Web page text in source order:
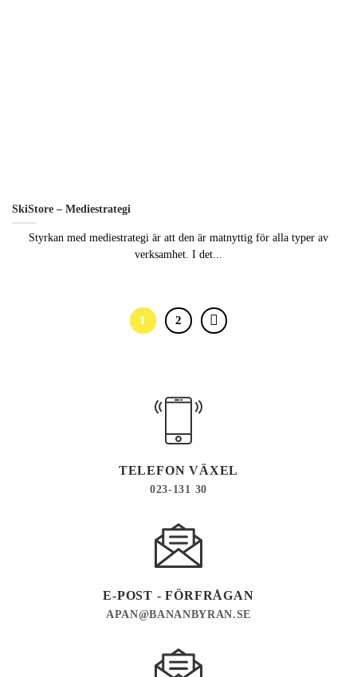
SkiStore – Mediestrategi
Styrkan med mediestrategi är att den är matnyttig för alla typer av
verksamhet. I det...
1 2
TELEFON VÄXEL
023-131 30
E-POST - FÖRFRÅGAN
APAN@BANANBYRAN.SE